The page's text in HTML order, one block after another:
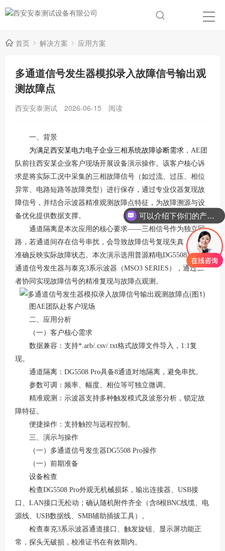
首页 解决方案 应用方案
多通道信号发生器模拟录入故障信号输出观
测故障点
西安安泰测试 2026-06-15 阅读
一、背景
为满足西安某电力电子企业三相系统故障诊断需求 ， AE团
队前往西安某企业客户现场开展设备演示操作。该客户核心诉
求是将实际工况中采集的三相故障信号（如过流、过压、相位
异常、电路短路等故障类型）进行保存，通过专业仪器复现故
障信号，并结合示波器精准观测故障点特征，为故障溯源与设
备优化提供数据支撑。
通道隔离是本次应用的核心要求——三相信号作为独立回
路，若通道间存在信号串扰，会导致故障信号复现失真，无法
准确反映实际故障状态。本次演示选用普源精电DG5508 Pro多
通道信号发生器与泰克3系示波器（MSO3 SERIES），通过二
者协同实现故障信号的精准复现与故障点观测。
图 AE团队赴客户现场
二、应用分析
（一）客户核心需求
数据兼容 ：支持*.arb/.csv/.txt格式故障文件导入，1:1复
现。
通道隔离 ： DG5508 Pro具备8通道对地隔离，避免串扰。
参数可调 ：频率、幅度、相位等可独立微调。
精准观测 ：示波器支持多种触发模式及波形分析，锁定故
障特征。
便捷操作 ：支持触控与远程控制。
三、 演示与操作
（一）多通道信号发生器DG5508 Pro操作
（一）前期准备
设备检查
检查DG5508 Pro外观无机械损坏，输出连接器、USB接
口、LAN接口无松动；确认随机附件齐全（含8根BNC线缆、电
源线、USB数据线、SMB辅助插拔工具）。
检查泰克3系示波器通道接口、触发旋钮、显示屏功能正
常，探头无破损，校准证书在有效期内。
可以介绍下你们的产品么？